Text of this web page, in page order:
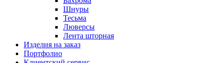
Шнуры
Тесьма
Люверсы
Лента шторная
Изделия на заказ
Портфолио